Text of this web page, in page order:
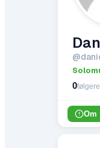
@
0følgere
Om